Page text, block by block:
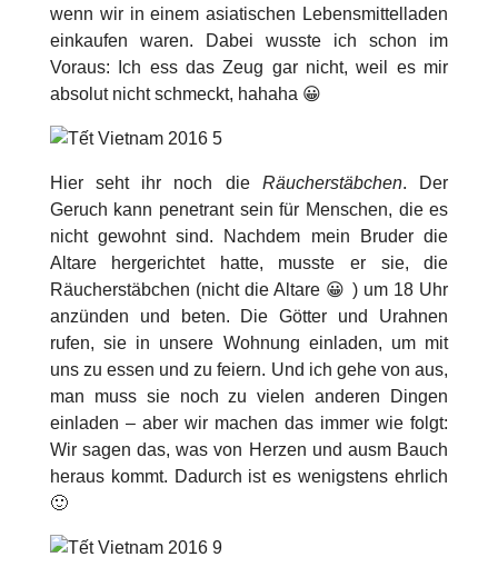
wenn wir in einem asiatischen Lebensmittelladen
einkaufen waren. Dabei wusste ich schon im
Voraus: Ich ess das Zeug gar nicht, weil es mir
absolut nicht schmeckt, hahaha 😀
Hier seht ihr noch die Räucherstäbchen. Der
Geruch kann penetrant sein für Menschen, die es
nicht gewohnt sind. Nachdem mein Bruder die
Altare hergerichtet hatte, musste er sie, die
Räucherstäbchen (nicht die Altare 😀 ) um 18 Uhr
anzünden und beten. Die Götter und Urahnen
rufen, sie in unsere Wohnung einladen, um mit
uns zu essen und zu feiern. Und ich gehe von aus,
man muss sie noch zu vielen anderen Dingen
einladen – aber wir machen das immer wie folgt:
Wir sagen das, was von Herzen und ausm Bauch
heraus kommt. Dadurch ist es wenigstens ehrlich
🙂